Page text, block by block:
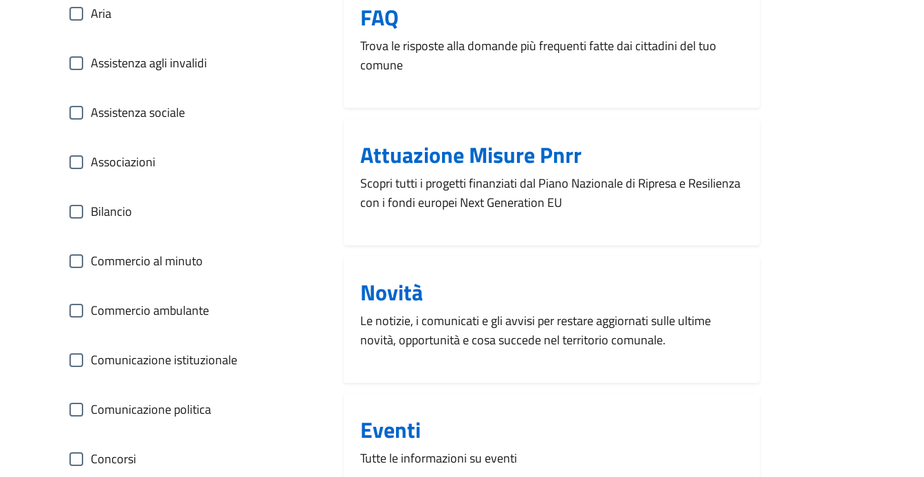
Aria
Assistenza agli invalidi
Assistenza sociale
Associazioni
Bilancio
Commercio al minuto
Commercio ambulante
Comunicazione istituzionale
Comunicazione politica
Concorsi
FAQ
Trova le risposte alla domande più frequenti fatte dai cittadini del tuo
comune
Attuazione Misure Pnrr
Scopri tutti i progetti finanziati dal Piano Nazionale di Ripresa e Resilienza
con i fondi europei Next Generation EU
Novità
Le notizie, i comunicati e gli avvisi per restare aggiornati sulle ultime
novità, opportunità e cosa succede nel territorio comunale.
Eventi
Tutte le informazioni su eventi